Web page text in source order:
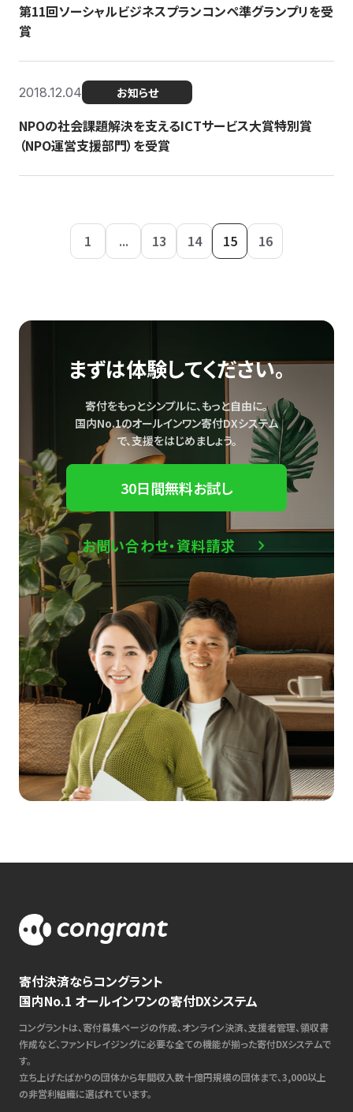
第11回ソーシャルビジネスプランコンペ準グランプリを受
賞
2018.12.04 お知らせ
NPOの社会課題解決を支えるICTサービス大賞特別賞
（NPO運営支援部門）を受賞
1 ... 13 14 15 16
まずは体験してください。
寄付をもっとシンプルに、もっと自由に。
国内No.1のオールインワン寄付DXシステム
で、支援をはじめましょう。
30日間無料お試し
お問い合わせ・資料請求
寄付決済ならコングラント
国内No.1 オールインワンの寄付DXシステム
コングラントは、寄付募集ページの作成、オンライン決済、支援者管理、領収書
作成など、ファンドレイジングに必要な全ての機能が揃った寄付DXシステムで
す。
立ち上げたばかりの団体から年間収入数十億円規模の団体まで、3,000以上
の非営利組織に選ばれています。